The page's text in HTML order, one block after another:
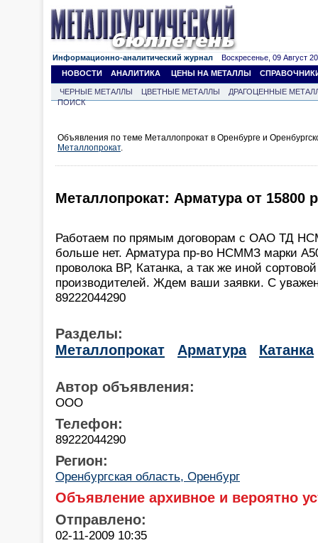
Информационно-аналитический журнал Воскресенье, 09 Август
НОВОСТИ
АНАЛИТИКА ЦЕНЫ НА МЕТАЛЛЫ
ЧЕРНЫЕ МЕТАЛЛЫ ЦВЕТНЫЕ МЕТАЛЛЫ
ДРАГОЦЕННЫЕ
ПОИСК
Объявления по теме Металлопрокат в Оренбурге и
Металлопрокат.
Металлопрокат: Арматура от 15800
Работаем по прямым договорам с ОАО ТД
больше нет. Арматура пр-во НСММЗ марки
проволока ВР, Катанка, а так же иной
производителей. Ждем ваши заявки. С
89222044290
Разделы:
Металлопрокат
Арматура Катанка
Автор объявления:
ООО
Телефон:
89222044290
Регион:
Оренбургская область, Оренбург
Объявление архивное и вероятно
Отправлено:
02-11-2009 10:35